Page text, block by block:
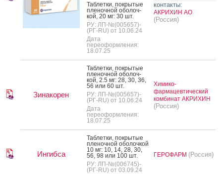
Таб­летки, пок­ры­тые
пле­ноч­ной обо­лоч­
кой, 20 мг: 30 шт.
РУ: ЛП-№(005657)-
(РГ-RU) от 10.06.24
Дата
переоформления:
18.07.25
контакты:
АКРИХИН АО
(Россия)
Зинакорен
Таб­летки, пок­ры­тые
пле­ноч­ной обо­лоч­
кой, 2.5 мг: 28, 30, 36,
56 или 60 шт.
РУ: ЛП-№(005657)-
(РГ-RU) от 10.06.24
Дата
переоформления:
18.07.25
Химико-
фармацевтический
комбинат АКРИХИН
(Россия)
Ингибса
Таб­летки, пок­ры­тые
пле­ноч­ной обо­лоч­кой
10 мг: 10, 14, 28, 30,
56, 98 или 100 шт.
РУ: ЛП-№(006745)-
(РГ-RU) от 03.09.24
ГЕРОФАРМ (Россия)